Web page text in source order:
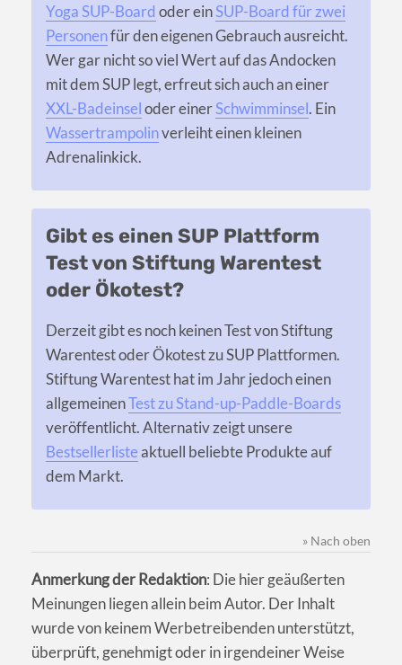
Yoga SUP-Board oder einSUP-Board für zwei
Personenfür den eigenen Gebrauch ausreicht.
Wer gar nicht so viel Wert auf das Andocken
mit dem SUP legt, erfreut sich auch an einer
XXL-Badeinseloder einerSchwimminsel. Ein
Wassertrampolinverleiht einen kleinen
Adrenalinkick.
Gibt es einen SUP Plattform
Test von Stiftung Warentest
oder Ökotest?
Derzeit gibt es noch keinen Test von Stiftung
Warentest oder Ökotest zu SUP Plattformen.
Stiftung Warentest hat im Jahr jedoch einen
allgemeinenTest zu Stand-up-Paddle-Boards
veröffentlicht. Alternativ zeigt unsere
Bestsellerlisteaktuell beliebte Produkte auf
dem Markt.
» Nach oben
Anmerkung der Redaktion: Die hier geäußerten
Meinungen liegen allein beim Autor. Der Inhalt
wurde von keinem Werbetreibenden unterstützt,
überprüft, genehmigt oder in irgendeiner Weise